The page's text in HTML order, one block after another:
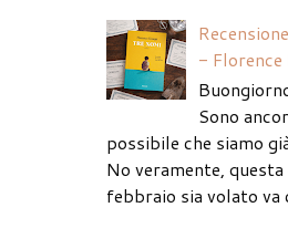
- Florence
Sono
possibile che siamo
No veramente, questa
febbraio sia volato va